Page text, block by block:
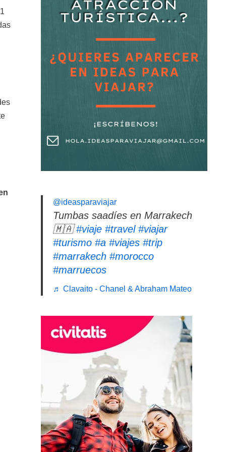
@ideasparaviajar
Tumbas saadíes en Marrakech
🇲🇦#viaje #travel #viajar
#turismo #a #viajes #trip
#marrakech #morocco
#marruecos
♬ Clavaito - Chanel & Abraham Mateo